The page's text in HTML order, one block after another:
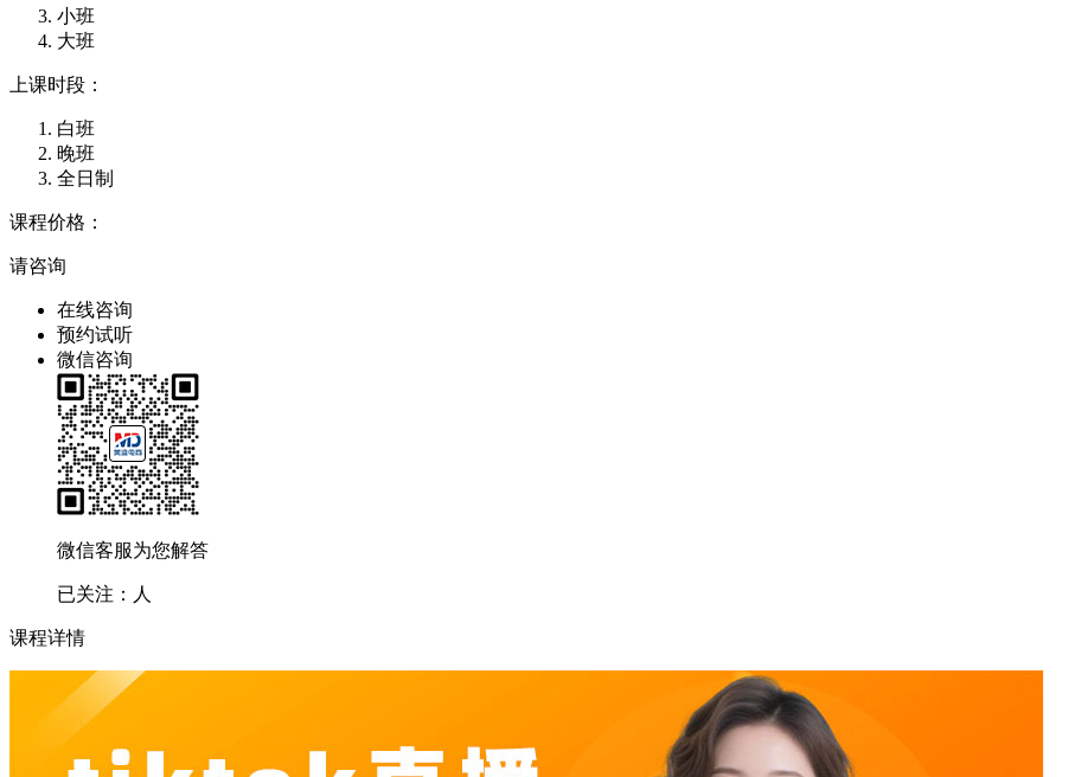
小班
大班
上课时段：
白班
晚班
全日制
课程价格：
请咨询
在线咨询
预约试听
微信咨询
微信客服为您解答
已关注： 人
课程详情